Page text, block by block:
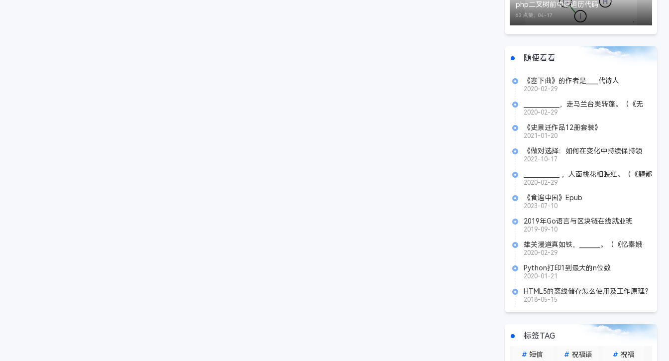
php二叉树前中后遍历代码
63 点赞， 04-17
随便看看
《塞下曲》的作者是____代诗人
_________。
2020-02-29
____________，走马兰台类转蓬。（《无
题》 李商隐）
2020-02-29
《史景迁作品12册套装》
pdf+mobi+azw3+epub
2021-01-20
《做对选择：如何在变化中持续保持领
先》Azw3+Mobi+Epub
2022-10-17
____________ ，人面桃花相映红。（《题都
城南庄》 崔护）
2020-02-29
《食遍中国》Epub
2023-07-10
2019年Go语言与区块链在线就业班
2019-09-10
雄关漫道真如铁，_______。（《忆秦娥·
娄山关》毛泽东）
2020-02-29
Python打印1到最大的n位数
2020-01-21
HTML5的离线储存怎么使用及工作原理？
2018-05-15
标签TAG
# 短信 # 祝福语 # 祝福